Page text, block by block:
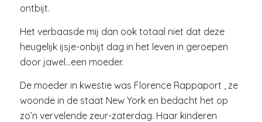
ontbijt.
Het verbaasde mij dan ook totaal niet dat deze
heugelijk ijsje-onbijt dag in het leven in geroepen
door jawel…een moeder.
De moeder in kwestie was Florence Rappaport , ze
woonde in de staat New York en bedacht het op
zo’n vervelende zeur-zaterdag. Haar kinderen